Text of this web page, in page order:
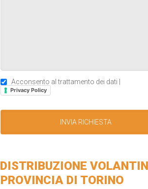
Acconsento al trattamento dei dati |
Privacy Policy
DISTRIBUZIONE
PROVINCIA DI TORINO